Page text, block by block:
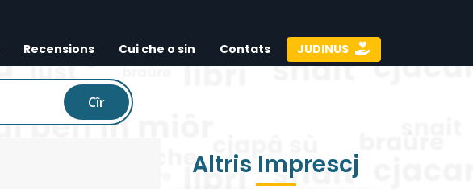
Recensions Cui che o sin Contats JUDINUS
Cîr
Altris Imprescj